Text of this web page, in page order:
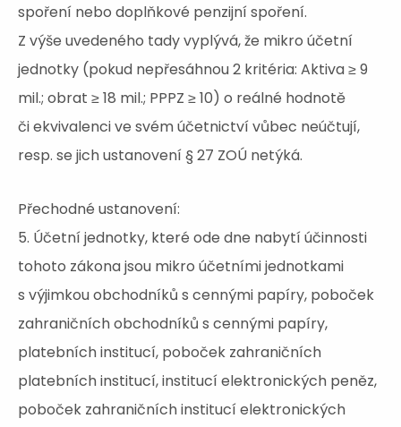
spoření nebo doplňkové penzijní spoření.
Z výše uvedeného tady vyplývá, že mikro účetní
jednotky (pokud nepřesáhnou 2 kritéria: Aktiva ≥ 9
mil.; obrat ≥ 18 mil.; PPPZ ≥ 10) o reálné hodnotě
či ekvivalenci ve svém účetnictví vůbec neúčtují,
resp. se jich ustanovení § 27 ZOÚ netýká.
Přechodné ustanovení:
5. Účetní jednotky, které ode dne nabytí účinnosti
tohoto zákona jsou mikro účetními jednotkami
s výjimkou obchodníků s cennými papíry, poboček
zahraničních obchodníků s cennými papíry,
platebních institucí, poboček zahraničních
platebních institucí, institucí elektronických peněz,
poboček zahraničních institucí elektronických